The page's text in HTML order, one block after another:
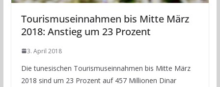
Tourismuseinnahmen bis Mitte März
2018: Anstieg um 23 Prozent
3. April 2018
Die tunesischen Tourismuseinnahmen bis Mitte März
2018 sind um 23 Prozent auf 457 Millionen Dinar